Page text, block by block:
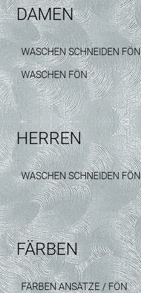
DAMEN
WASCHEN SCHNEIDEN FÖN
WASCHEN FÖN
HERREN
WASCHEN SCHNEIDEN FÖN
FÄRBEN
FÄRBEN ANSÄTZE / FÖN